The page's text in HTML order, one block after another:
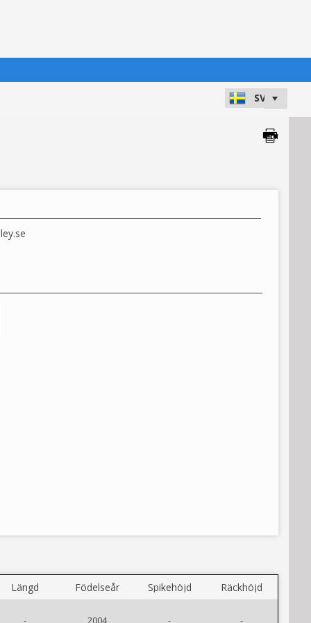
Längd Födelseår Spikehöjd Räckhöjd
- 2004 - -